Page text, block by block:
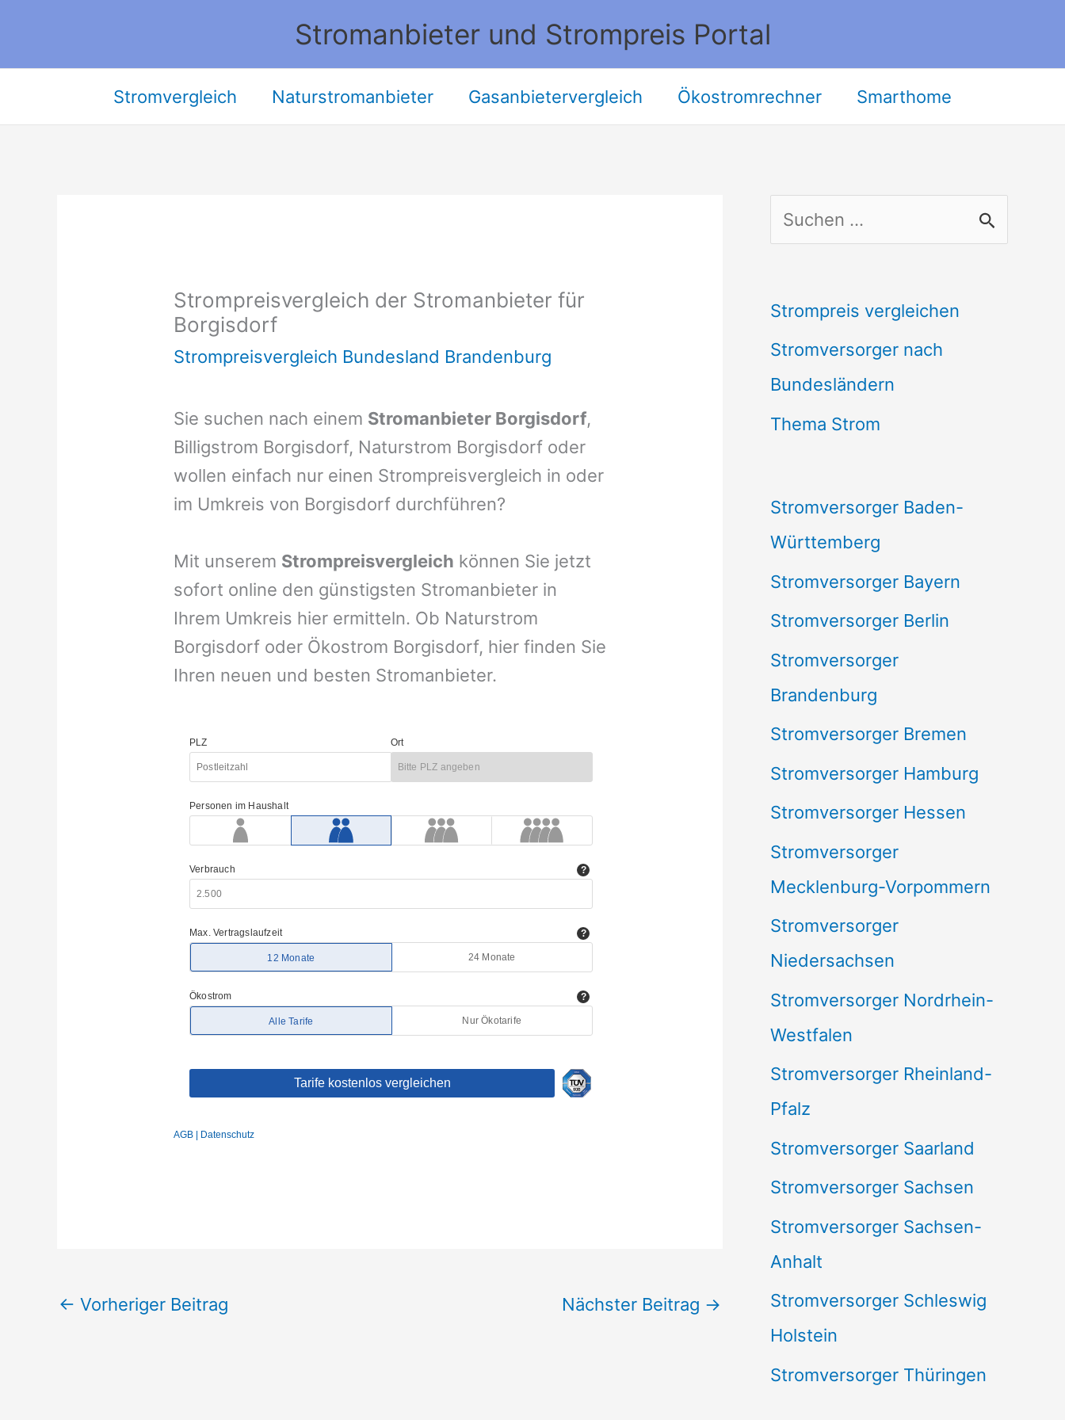
springen
Stromanbieter und Strompreis Portal
Stromvergleich Naturstromanbieter Gasanbietervergleich Ökostromrechner Smarthome
Strompreisvergleich der Stromanbieter für
Borgisdorf
Strompreisvergleich Bundesland Brandenburg
Sie suchen nach einem Stromanbieter Borgisdorf,
Billigstrom Borgisdorf, Naturstrom Borgisdorf oder
wollen einfach nur einen Strompreisvergleich in oder
im Umkreis von Borgisdorf durchführen?
Mit unserem Strompreisvergleich können Sie jetzt
sofort online den günstigsten Stromanbieter in
Ihrem Umkreis hier ermitteln. Ob Naturstrom
Borgisdorf oder Ökostrom Borgisdorf, hier finden Sie
Ihren neuen und besten Stromanbieter.
← Vorheriger Beitrag Nächster Beitrag →
u
h
e
n
n
Strompreis vergleichen
Stromversorger nach
Bundesländern
Thema Strom
Stromversorger Baden-
Württemberg
Stromversorger Bayern
Stromversorger Berlin
Stromversorger
Brandenburg
Stromversorger Bremen
Stromversorger Hamburg
Stromversorger Hessen
Stromversorger
Mecklenburg-Vorpommern
Stromversorger
Niedersachsen
Stromversorger Nordrhein-
Westfalen
Stromversorger Rheinland-
Pfalz
Stromversorger Saarland
Stromversorger Sachsen
Stromversorger Sachsen-
Anhalt
Stromversorger Schleswig
Holstein
Stromversorger Thüringen